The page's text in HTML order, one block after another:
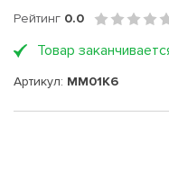
Рейтинг 0.0
Товар
Артикул: MM01K6